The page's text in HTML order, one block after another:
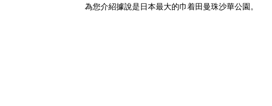
為您介紹據說是日本最大的巾着田曼珠沙華公園。